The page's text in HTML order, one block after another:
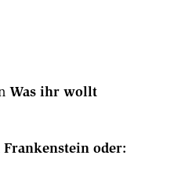
Was ihr wollt
Frankenstein oder: